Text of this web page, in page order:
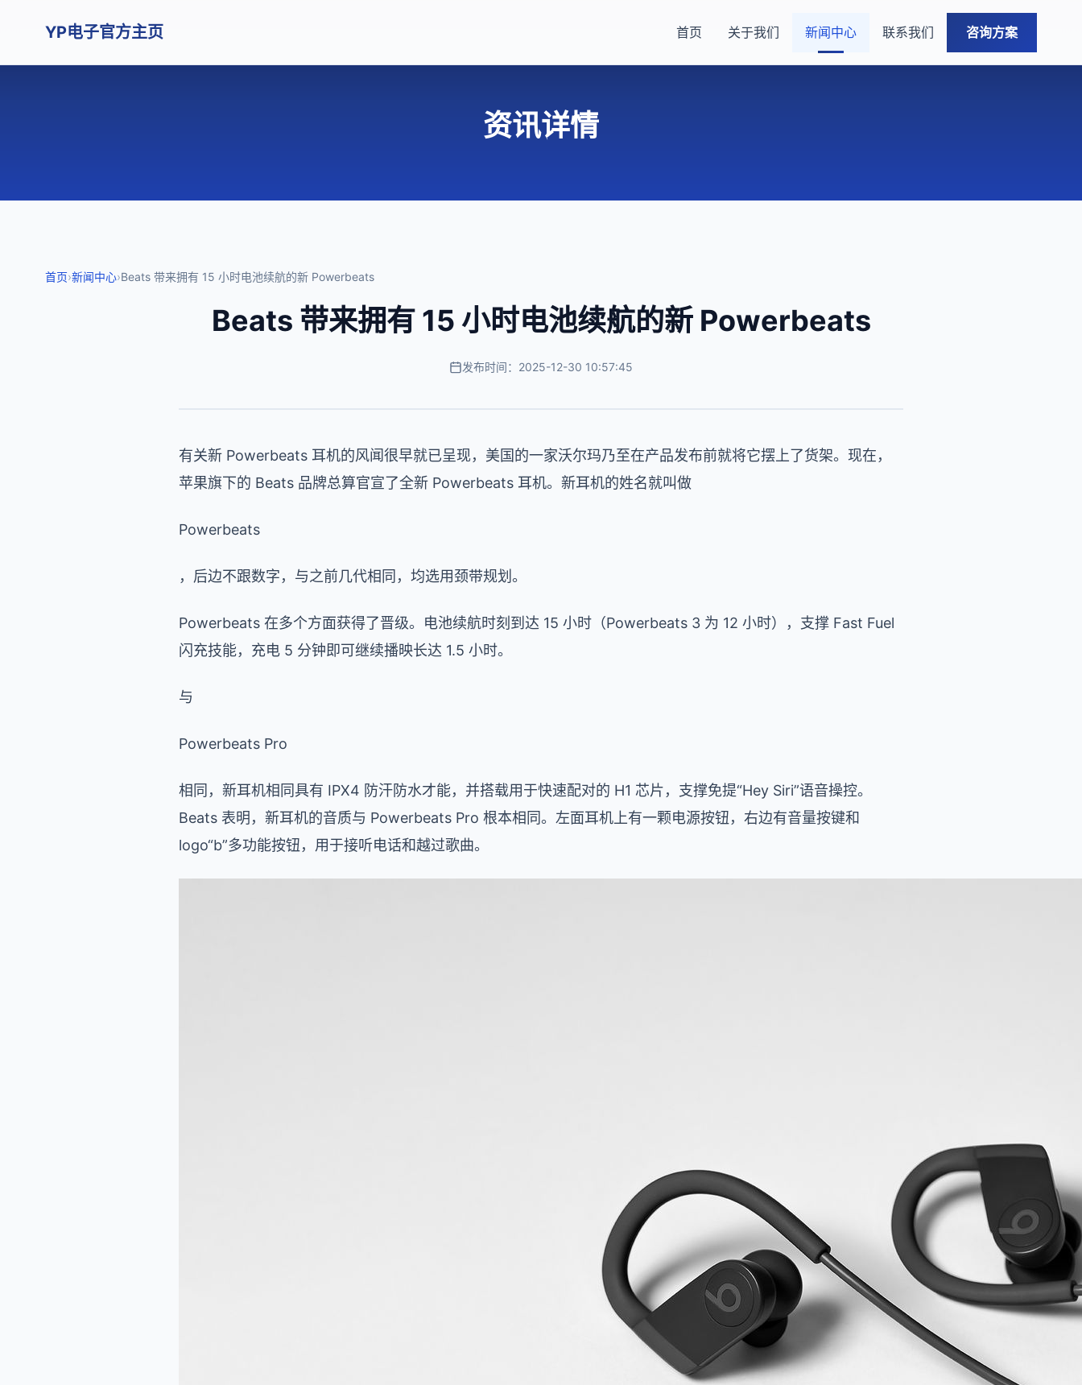
YP电子官方主页 首页 关于我们 新闻中心 联系我们 咨询方案
资讯详情
首页›新闻中心›Beats 带来拥有 15 小时电池续航的新 Powerbeats
Beats 带来拥有 15 小时电池续航的新 Powerbeats
发布时间：2025-12-30 10:57:45
有关新 Powerbeats 耳机的风闻很早就已呈现，美国的一家沃尔玛乃至在产品发布前就将它摆上了货架。现在，
苹果旗下的 Beats 品牌总算官宣了全新 Powerbeats 耳机。新耳机的姓名就叫做
Powerbeats
，后边不跟数字，与之前几代相同，均选用颈带规划。
Powerbeats 在多个方面获得了晋级。电池续航时刻到达 15 小时（Powerbeats 3 为 12 小时），支撑 Fast Fuel
闪充技能，充电 5 分钟即可继续播映长达 1.5 小时。
与
Powerbeats Pro
相同，新耳机相同具有 IPX4 防汗防水才能，并搭载用于快速配对的 H1 芯片，支撑免提“Hey Siri”语音操控。
Beats 表明，新耳机的音质与 Powerbeats Pro 根本相同。左面耳机上有一颗电源按钮，右边有音量按键和
logo“b”多功能按钮，用于接听电话和越过歌曲。